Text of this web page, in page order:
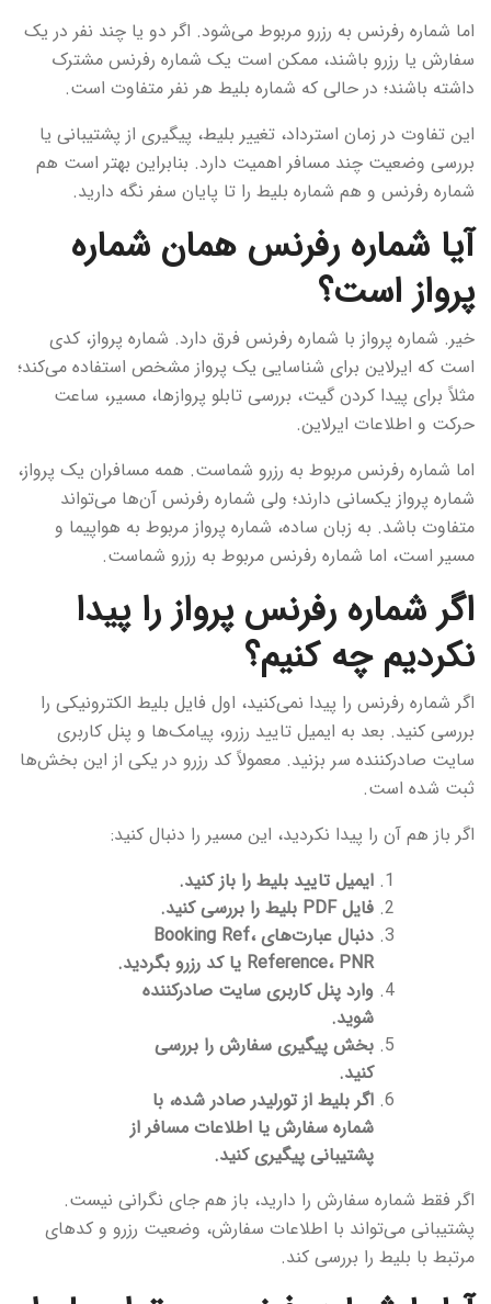
اما شماره رفرنس به رزرو مربوط می‌شود. اگر دو یا چند نفر در یک
سفارش یا رزرو باشند، ممکن است یک شماره رفرنس مشترک
داشته باشند؛ در حالی که شماره بلیط هر نفر متفاوت است.
این تفاوت در زمان استرداد، تغییر بلیط، پیگیری از پشتیبانی یا
بررسی وضعیت چند مسافر اهمیت دارد. بنابراین بهتر است هم
شماره رفرنس و هم شماره بلیط را تا پایان سفر نگه دارید.
آیا شماره رفرنس همان شماره
پرواز است؟
خیر. شماره پرواز با شماره رفرنس فرق دارد. شماره پرواز، کدی
است که ایرلاین برای شناسایی یک پرواز مشخص استفاده می‌کند؛
مثلاً برای پیدا کردن گیت، بررسی تابلو پروازها، مسیر، ساعت
حرکت و اطلاعات ایرلاین.
اما شماره رفرنس مربوط به رزرو شماست. همه مسافران یک پرواز،
شماره پرواز یکسانی دارند؛ ولی شماره رفرنس آن‌ها می‌تواند
متفاوت باشد. به زبان ساده، شماره پرواز مربوط به هواپیما و
مسیر است، اما شماره رفرنس مربوط به رزرو شماست.
اگر شماره رفرنس پرواز را پیدا
نکردیم چه کنیم؟
اگر شماره رفرنس را پیدا نمی‌کنید، اول فایل بلیط الکترونیکی را
بررسی کنید. بعد به ایمیل تایید رزرو، پیامک‌ها و پنل کاربری
سایت صادرکننده سر بزنید. معمولاً کد رزرو در یکی از این بخش‌ها
ثبت شده است.
اگر باز هم آن را پیدا نکردید، این مسیر را دنبال کنید:
ایمیل تایید بلیط را باز کنید.
فایل PDF بلیط را بررسی کنید.
دنبال عبارت‌های Booking Ref،
Reference، PNR یا کد رزرو بگردید.
وارد پنل کاربری سایت صادرکننده
شوید.
بخش پیگیری سفارش را بررسی
کنید.
اگر بلیط از تورلیدر صادر شده، با
شماره سفارش یا اطلاعات مسافر از
پشتیبانی پیگیری کنید.
اگر فقط شماره سفارش را دارید، باز هم جای نگرانی نیست.
پشتیبانی می‌تواند با اطلاعات سفارش، وضعیت رزرو و کدهای
مرتبط با بلیط را بررسی کند.